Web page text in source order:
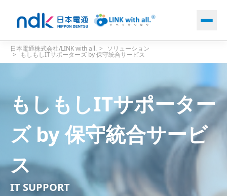
コ
テ
日本電通株式会社/LINK with all. > ソリューション
> もしもしITサポーターズ by 保守統合サービス
もしもしITサポーター
ズ by保守統合サービ
ス
IT SUPPORT